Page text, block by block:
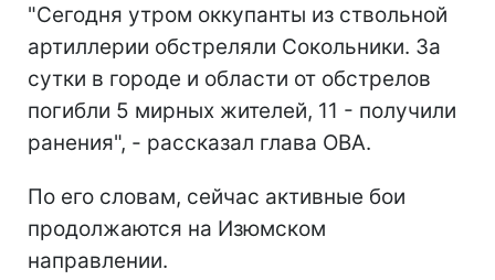
"Сегодня утром оккупанты из ствольной
артиллерии обстреляли Сокольники. За
сутки в городе и области от обстрелов
погибли 5 мирных жителей, 11 - получили
ранения", - рассказал глава ОВА.
По его словам, сейчас активные бои
продолжаются на Изюмском
направлении.